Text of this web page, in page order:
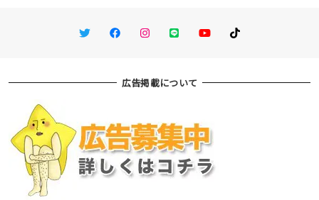
TwitterFacebookInstagram
LINE You TubeTikTok
広告掲載について